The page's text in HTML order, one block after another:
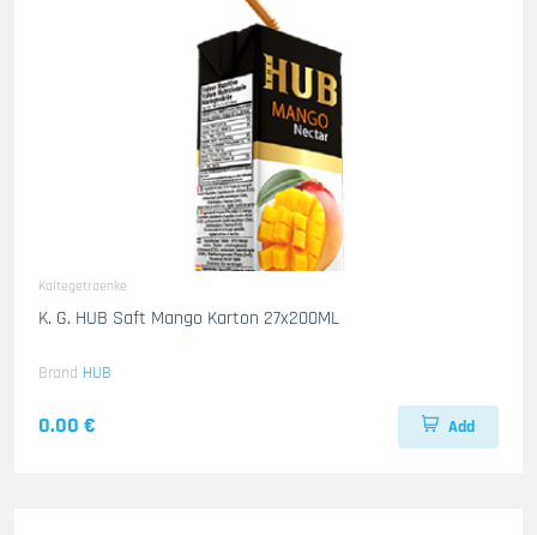
Kaltegetraenke
K. G. HUB Saft Mango Karton 27x200ML
Brand HUB
0.00 € Add